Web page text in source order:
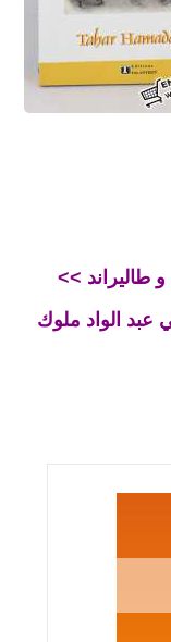
طاليراند
عبد الواد ملوك